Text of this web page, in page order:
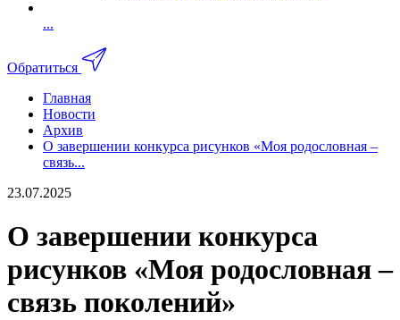
...
Обратиться
Главная
Новости
Архив
О завершении конкурса рисунков «Моя родословная –
связь...
23.07.2025
О завершении конкурса
рисунков «Моя родословная –
связь поколений»